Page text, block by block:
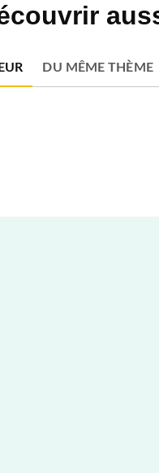
DU MÊME THÈME